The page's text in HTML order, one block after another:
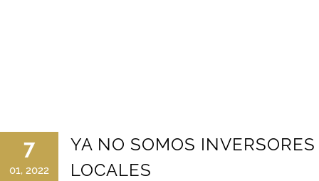
7
01, 2022
YA NO SOMOS INVERSORES
LOCALES